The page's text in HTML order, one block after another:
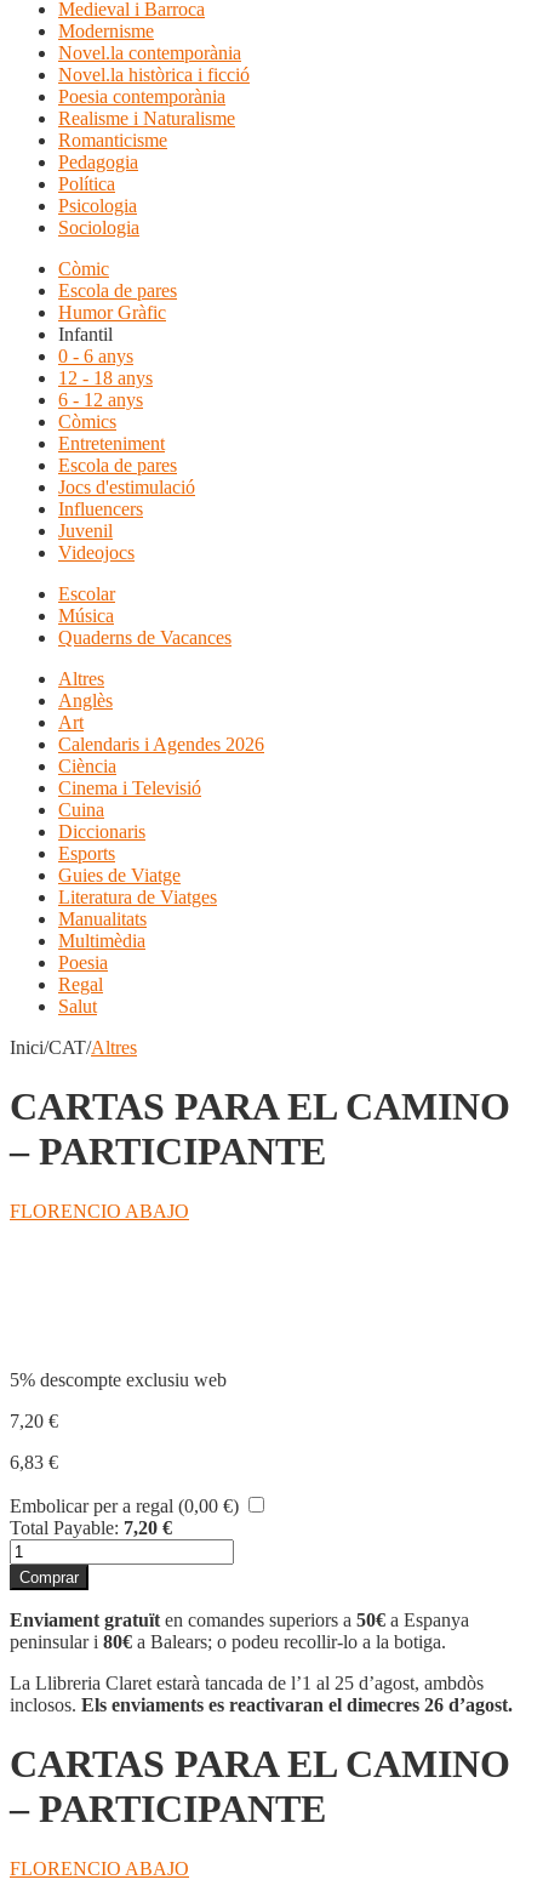
Medieval i Barroca
Modernisme
Novel.la contemporània
Novel.la històrica i ficció
Poesia contemporània
Realisme i Naturalisme
Romanticisme
Pedagogia
Política
Psicologia
Sociologia
Còmic
Escola de pares
Humor Gràfic
Infantil
0 - 6 anys
12 - 18 anys
6 - 12 anys
Còmics
Entreteniment
Escola de pares
Jocs d'estimulació
Influencers
Juvenil
Videojocs
Escolar
Música
Quaderns de Vacances
Altres
Anglès
Art
Calendaris i Agendes 2026
Ciència
Cinema i Televisió
Cuina
Diccionaris
Esports
Guies de Viatge
Literatura de Viatges
Manualitats
Multimèdia
Poesia
Regal
Salut
Inici/CAT/Altres
CARTAS PARA EL CAMINO
– PARTICIPANTE
FLORENCIO ABAJO
5% descompte exclusiu web
7,20 €
6,83 €
Embolicar per a regal (0,00 €)
Total Payable: 7,20 €
quantitat
de
CARTAS
PARA
EL
CAMINO
-
PARTICIPANTE
Comprar
Enviament gratuït en comandes superiors a 50€ a Espanya
peninsular i 80€ a Balears; o podeu recollir-lo a la botiga.
La Llibreria Claret estarà tancada de l’1 al 25 d’agost, ambdòs
inclosos. Els enviaments es reactivaran el dimecres 26 d’agost.
CARTAS PARA EL CAMINO
– PARTICIPANTE
FLORENCIO ABAJO